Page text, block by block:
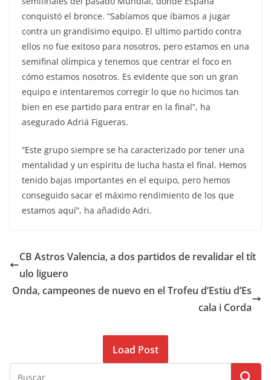
conquistó el bronce. “Sabíamos que íbamos a jugar
contra un grandísimo equipo. El ultimo partido contra
ellos no fue exitoso para nosotros, pero estamos en una
semifinal olímpica y tenemos que centrar el foco en
cómo estamos nosotros. Es evidente que son un gran
equipo e intentaremos corregir lo que no hicimos tan
bien en ese partido para entrar en la final”, ha
asegurado Adriá Figueras.
“Este grupo siempre se ha caracterizado por tener una
mentalidad y un espíritu de lucha hasta el final. Hemos
tenido bajas importantes en el equipo, pero hemos
conseguido sacar el máximo rendimiento de los que
estamos aquí”, ha añadido Adri.
CB Astros Valencia, a dos partidos de revalidar el tít
ulo liguero
Onda, campeones de nuevo en el Trofeu d’Estiu d’Es
cala i Corda
Load Post